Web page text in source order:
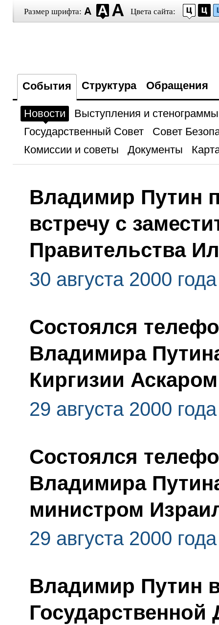
Размер шрифта: Цвета сайта:
События Структура Обращения
Новости
Выступления и стенограммы
Государственный Совет
Совет
Комиссии и советы
Документы
Владимир Путин
встречу с
Правительства
30 августа 2000 года
Состоялся
Владимира
Киргизии
29 августа 2000 года
Состоялся
Владимира
министром
29 августа 2000 года
Владимир Путин